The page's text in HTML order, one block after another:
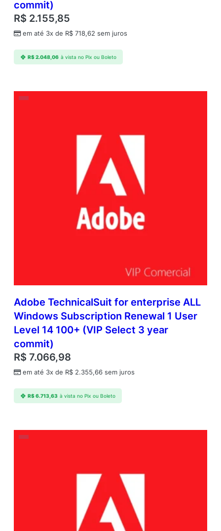
g
e
s
n
n
l
d
a
d
e
commit)
R$ 2.155,85
em até 3x de R$ 718,62 sem juros
R$2.048,06 à vista no Pix ou Boleto
Adobe TechnicalSuit for enterprise ALL
Windows Subscription Renewal 1 User
Level 14 100+ (VIP Select 3 year
commit)
R$ 7.066,98
em até 3x de R$ 2.355,66 sem juros
R$6.713,63 à vista no Pix ou Boleto